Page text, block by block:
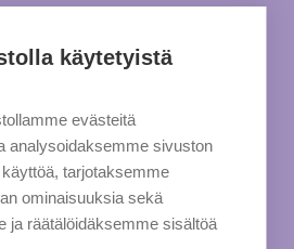
käytetyistä
evästeitä
analysoidaksemme sivuston
tarjotaksemme
ominaisuuksia sekä
ja räätälöidäksemme sisältöä